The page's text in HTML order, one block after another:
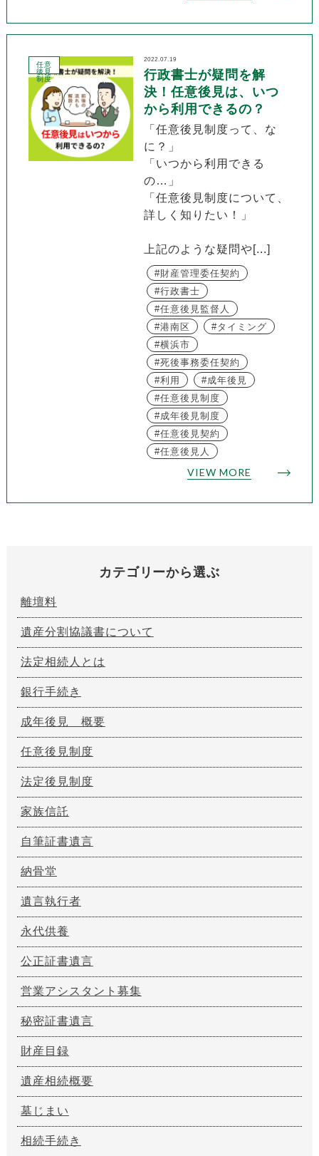
任意
後見
制度
2022.07.19
行政書士が疑問を解
決！任意後見は、いつ
から利用できるの？
「任意後見制度って、な
に？」
「いつから利用できる
の…」
「任意後見制度について、
詳しく知りたい！」
上記のような疑問や[...]
財産管理委任契約
行政書士
任意後見監督人
港南区
タイミング
横浜市
死後事務委任契約
利用
成年後見
任意後見制度
成年後見制度
任意後見契約
任意後見人
VIEW MORE
カテゴリーから選ぶ
離壇料
遺産分割協議書について
法定相続人とは
銀行手続き
成年後見 概要
任意後見制度
法定後見制度
家族信託
自筆証書遺言
納骨堂
遺言執行者
永代供養
公正証書遺言
営業アシスタント募集
秘密証書遺言
財産目録
遺産相続概要
墓じまい
相続手続き